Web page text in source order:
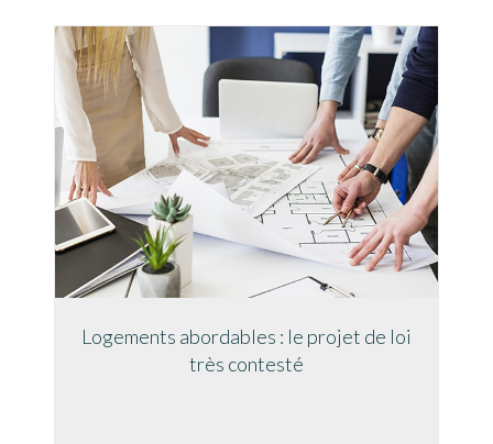
Logements abordables : le projet de loi
très contesté